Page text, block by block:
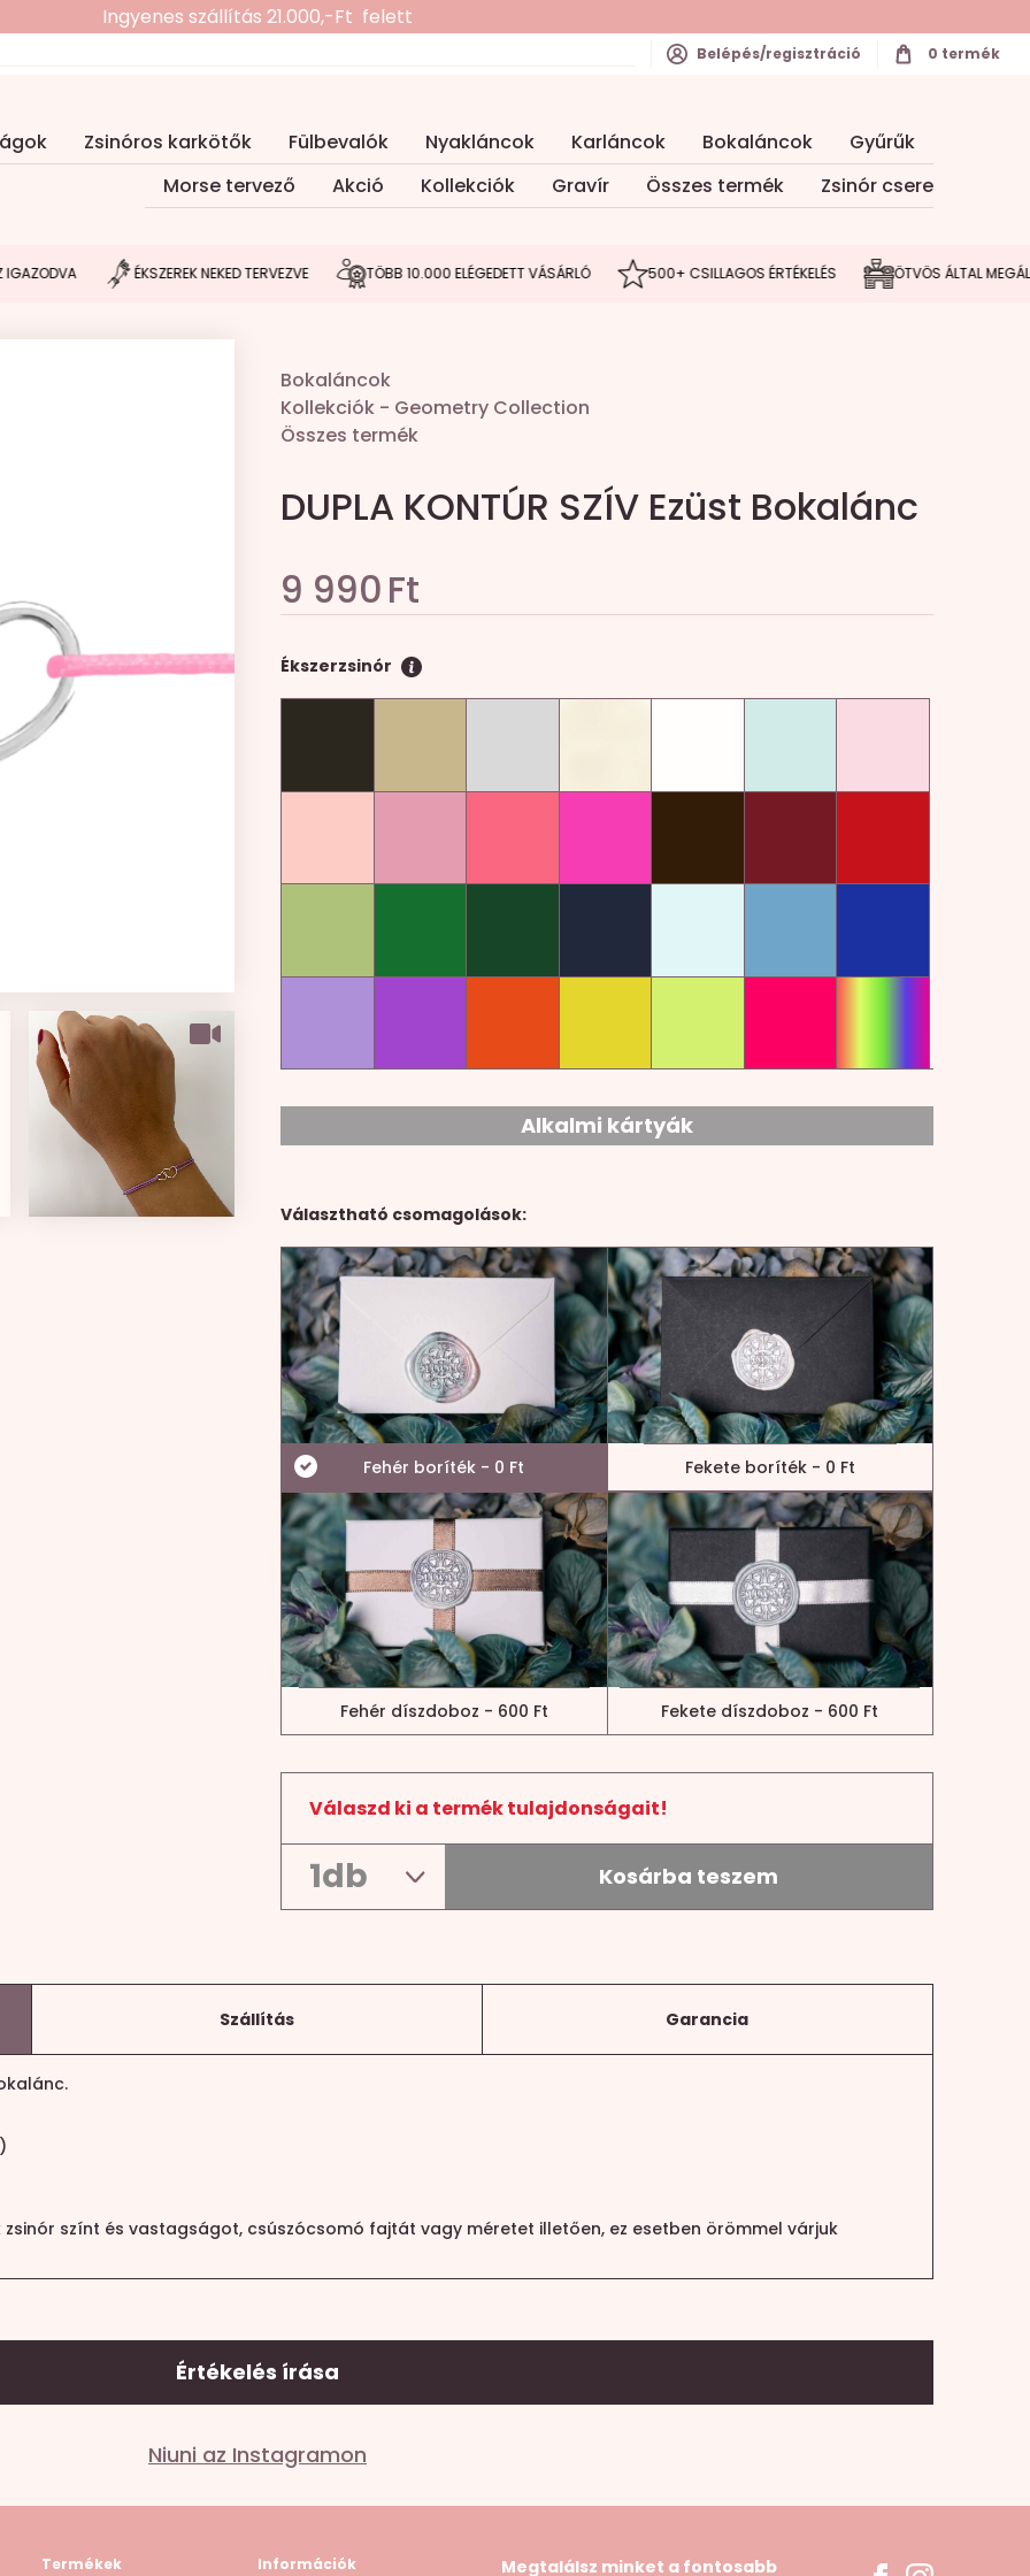
Zsinóros karkötők Fülbevalók Nyakláncok Karláncok Bokaláncok
Gyűrűk
Morse tervező
Akció Kollekciók Gravír Összes termék Zsinór csere
Belépés/regisztráció 0 termék
Ingyenes szállítás 21.000,-Ft felett
ÉKSZEREK NEKED TERVEZVE TÖBB 10.000 ELÉGEDETT VÁSÁRLÓ 500+ CSILLAGOS ÉRTÉKELÉS ÖTVÖS ÁLTAL
Bokaláncok
Kollekciók - Geometry Collection
Összes termék
DUPLA KONTÚR SZÍV Ezüst Bokalánc
9 990Ft
Ékszerzsinór
Alkalmi kártyák
Választható csomagolások:
Fehér boríték - 0 Ft Fekete boríték - 0 Ft
Fehér díszdoboz - 600 Ft Fekete díszdoboz - 600 Ft
Válaszd ki a termék tulajdonságait!
Kosárba teszem
Szállítás Garancia
színt és vastagságot, csúszócsomó fajtát vagy méretet illetően, ez esetben örömmel várjuk
Értékelés írása
5 / 5 csillag
Niuni az Instagramon
Termékek Információk Megtalálsz minket a fontosabb